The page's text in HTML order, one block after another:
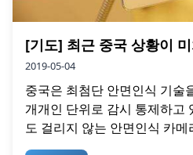
[기도] 최근 중국 상황이
2019-05-04
중국은 최첨단 안면인식 기술
개개인 단위로 감시 통제하고
도 걸리지 않는 안면인식 카메